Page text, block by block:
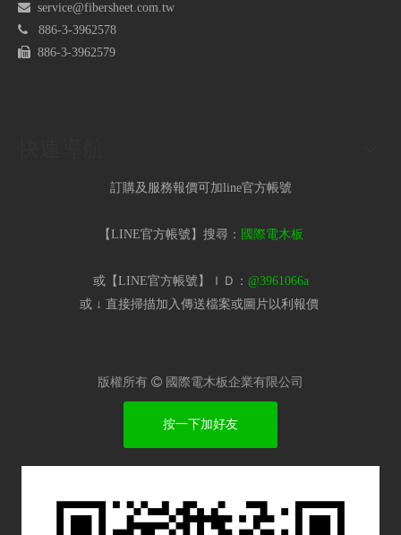
 service@fibersheet.com.tw
 886-3-3962578
 886-3-3962579
訂購及服務報價可加line官方帳號
【LINE官方帳號】搜尋： 國際電木板
或【LINE官方帳號】ＩＤ： @3961066a
或 ↓ 直接掃描加入傳送檔案或圖片以利報價​
版權所有  國際電木板企業有限公司
按一下加好友